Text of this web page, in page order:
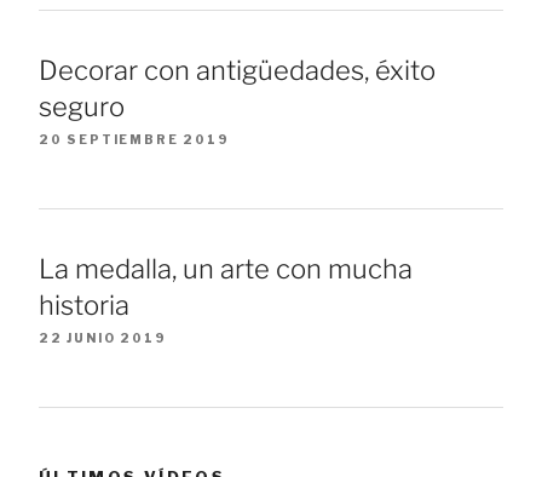
Decorar con antigüedades, éxito
seguro
20 SEPTIEMBRE 2019
La medalla, un arte con mucha
historia
22 JUNIO 2019